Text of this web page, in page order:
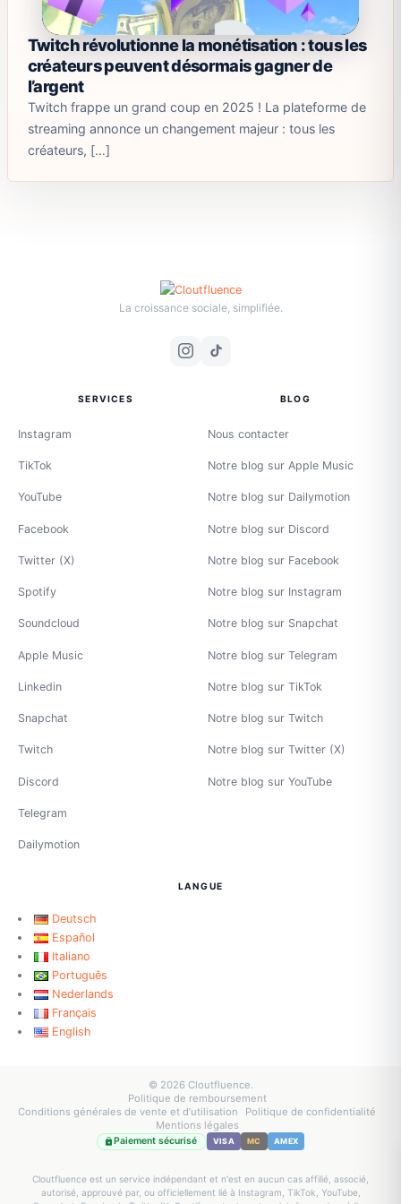
Twitch révolutionne la monétisation : tous les
créateurs peuvent désormais gagner de
l’argent
Twitch frappe un grand coup en 2025 ! La plateforme de
streaming annonce un changement majeur : tous les
créateurs, […]
La croissance sociale, simplifiée.
SERVICES
Instagram
TikTok
YouTube
Facebook
Twitter (X)
Spotify
Soundcloud
Apple Music
Linkedin
Snapchat
Twitch
Discord
Telegram
Dailymotion
BLOG
Nous contacter
Notre blog sur Apple Music
Notre blog sur Dailymotion
Notre blog sur Discord
Notre blog sur Facebook
Notre blog sur Instagram
Notre blog sur Snapchat
Notre blog sur Telegram
Notre blog sur TikTok
Notre blog sur Twitch
Notre blog sur Twitter (X)
Notre blog sur YouTube
LANGUE
Deutsch
Español
Italiano
Português
Nederlands
Français
English
© 2026 Cloutfluence.
Politique de remboursement
Conditions générales de vente et d’utilisation
Politique de confidentialité
Mentions légales
Paiement sécurisé VISA MC AMEX
Cloutfluence est un service indépendant et n'est en aucun cas affilié, associé,
autorisé, approuvé par, ou officiellement lié à Instagram, TikTok, YouTube,